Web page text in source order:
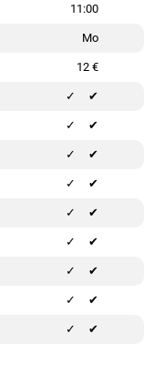
11:00
Mo
12 €
✔
✔
✔
✔
✔
✔
✔
✔
✔